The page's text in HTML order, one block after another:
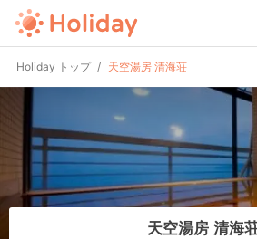
Holiday トップ 天空湯房 清海荘
天空湯房 清海